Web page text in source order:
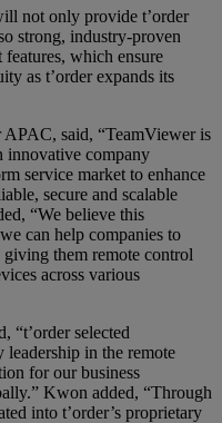
not only provide t’order
strong, industry-proven
which ensure
as t’order expands its
said, “TeamViewer is
innovative company
service market to enhance
secure and scalable
“We believe this
can help companies to
them remote control
across various
“t’order selected
in the remote
for our business
Kwon added, “Through
into t’order’s proprietary